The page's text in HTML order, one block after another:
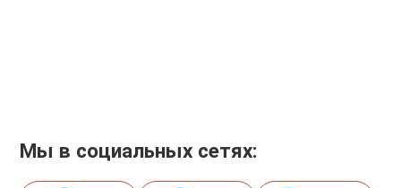
Мы в социальных сетях: